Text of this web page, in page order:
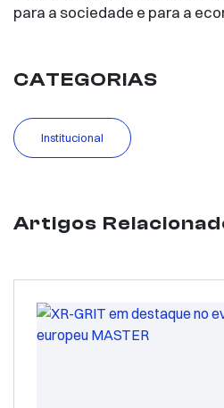
para a sociedade e para a
CATEGORIAS
Institucional
Artigos